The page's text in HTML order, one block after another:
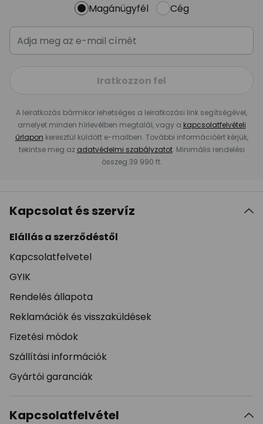
Magánügyfél Cég
Iratkozzon fel
A leiratkozás bármikor lehetséges a leiratkozási link segítségével,
amelyet minden hírlevélben megtalál, vagy a kapcsolatfelvételi
űrlapon keresztül küldött e-mailben. További információért kérjük,
tekintse meg az adatvédelmi szabályzatot. Minimális rendelési
összeg 39 990 ft.
Kapcsolat és szervíz
Elállás a szerződéstől
Kapcsolatfelvetel
GYIK
Rendelés állapota
Reklamációk és visszaküldések
Fizetési módok
Szállítási információk
Gyártói garanciák
Kapcsolatfelvétel